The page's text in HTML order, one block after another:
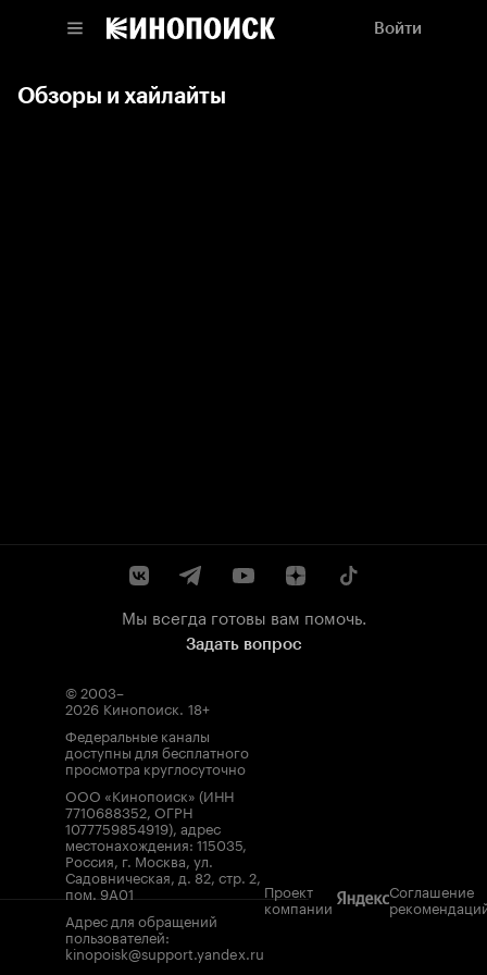
Войти
Обзоры и хайлайты
Мы всегда готовы вам помочь.
Задать вопрос
© 2003–
2026 Кинопоиск. 18+
Федеральные каналы
доступны для бесплатного
просмотра круглосуточно
ООО «Кинопоиск» (ИНН
7710688352, ОГРН
1077759854919), адрес
местонахождения: 115035,
Россия, г. Москва, ул.
Садовническая, д. 82, стр. 2,
пом. 9А01
Адрес для обращений
пользователей:
kinopoisk@support.yandex.ru
Проект
компании
Соглашение